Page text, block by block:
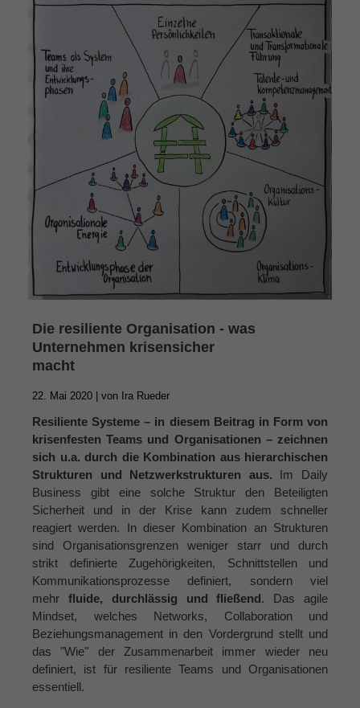
Die resiliente Organisation - was
Unternehmen krisensicher
macht
22. Mai 2020 | von Ira Rueder
Resiliente Systeme – in diesem Beitrag in Form von
krisenfesten Teams und Organisationen – zeichnen
sich u.a. durch die Kombination aus hierarchischen
Strukturen und Netzwerkstrukturen aus. Im Daily
Business gibt eine solche Struktur den Beteiligten
Sicherheit und in der Krise kann zudem schneller
reagiert werden. In dieser Kombination an Strukturen
sind Organisationsgrenzen weniger starr und durch
strikt definierte Zugehörigkeiten, Schnittstellen und
Kommunikationsprozesse definiert, sondern viel
mehr fluide, durchlässig und fließend. Das agile
Mindset, welches Networks, Collaboration und
Beziehungsmanagement in den Vordergrund stellt und
das "Wie" der Zusammenarbeit immer wieder neu
definiert, ist für resiliente Teams und Organisationen
essentiell.